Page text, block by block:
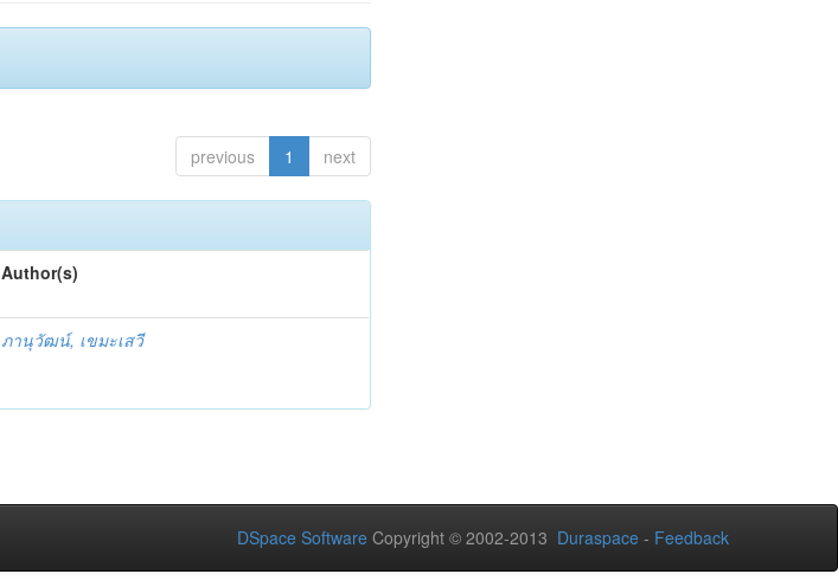
previous 1 next
Author(s)
ภานุวัฒน์, เขมะเสวี
DSpace Software Copyright © 2002-2013 Duraspace - Feedback